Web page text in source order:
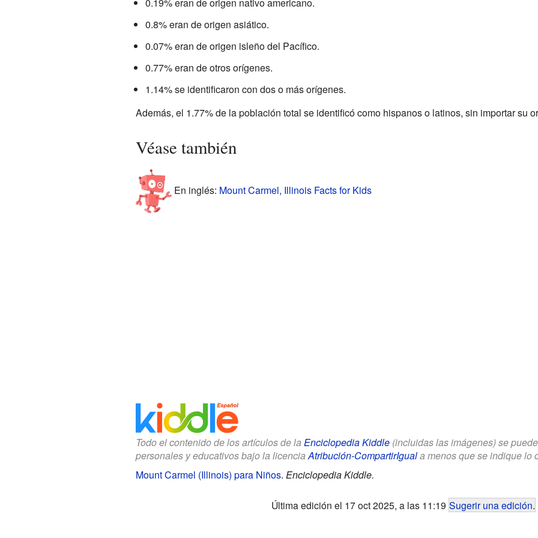
0.8% eran de origen asiático.
0.07% eran de origen isleño del Pacífico.
0.77% eran de otros orígenes.
1.14% se identificaron con dos o más orígenes.
Además, el 1.77% de la población total se identificó como hispanos o latinos, sin importar su
Véase también
En inglés: Mount Carmel, Illinois Facts for Kids
Todo el contenido de los artículos de la Enciclopedia Kiddle(incluidas las imágenes) se
personales y educativos bajo la licenciaAtribución-CompartirIguala menos que se indique lo
Mount Carmel (Illinois) para Niños. Enciclopedia Kiddle.
Última edición el 17 oct 2025, a las 11:19 Sugerir una edición.